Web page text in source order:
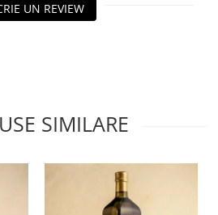
UN REVIEW
SIMILARE